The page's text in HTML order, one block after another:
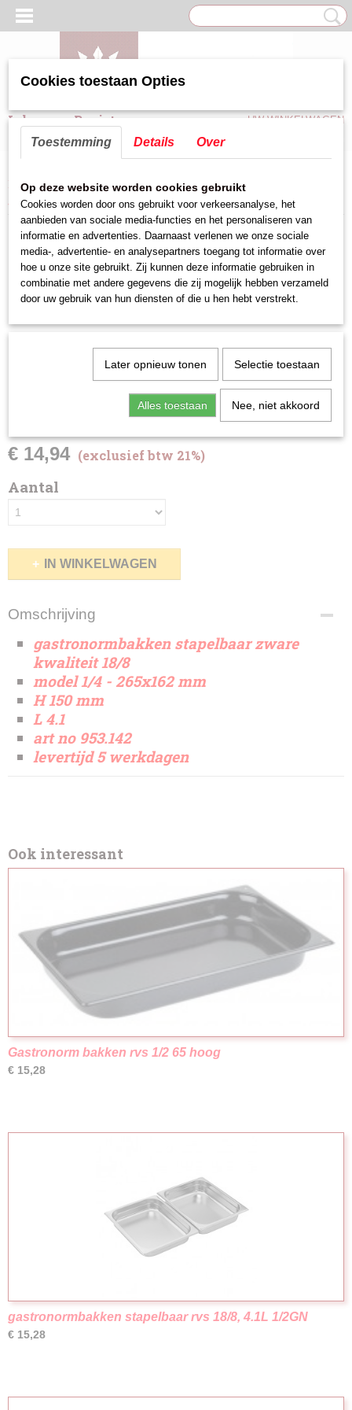
Inloggen Registreren UW WINKELWAGEN
Home>Keuken hulpmiddelen>Gastronorm bakken rvs
gastronormbakken stapelbaar rvs 18/8, 4.1L 1/4GN
gastronormbakken
stapelbaar rvs 18/8, 4.1L
€ 14,94 (exclusief btw 21%)
Aantal
IN WINKELWAGEN
Omschrijving
gastronormbakken stapelbaar zware
kwaliteit 18/8
model 1/4 - 265x162 mm
H 150 mm
L 4.1
art no 953.142
levertijd 5 werkdagen
Ook interessant
Gastronorm bakken rvs 1/2 65 hoog
€ 15,28
gastronormbakken stapelbaar rvs 18/8, 4.1L 1/2GN
€ 15,28
Cookies toestaan Opties
Toestemming Details Over
Op deze website worden cookies gebruikt
Cookies worden door ons gebruikt voor verkeersanalyse, het
aanbieden van sociale media-functies en het personaliseren van
informatie en advertenties. Daarnaast verlenen we onze sociale
media-, advertentie- en analysepartners toegang tot informatie over
hoe u onze site gebruikt. Zij kunnen deze informatie gebruiken in
combinatie met andere gegevens die zij mogelijk hebben verzameld
door uw gebruik van hun diensten of die u hen hebt verstrekt.
Later opnieuw tonen Selectie toestaan
Alles toestaan Nee, niet akkoord